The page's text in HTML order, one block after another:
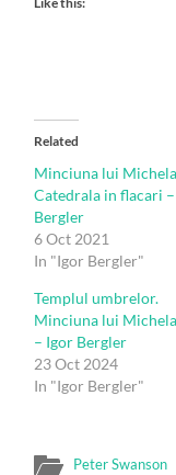
Related
Minciuna lui
Catedrala in flacari
Bergler
6 Oct 2021
In "Igor Bergler"
Templul umbrelor.
Minciuna lui
– Igor Bergler
23 Oct 2024
In "Igor Bergler"
Peter Swanson